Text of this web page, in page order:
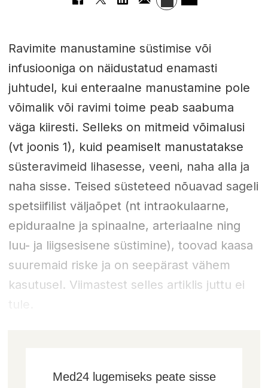
Ravimite manustamine süstimise või
infusiooniga on näidustatud enamasti
juhtudel, kui enteraalne manustamine pole
võimalik või ravimi toime peab saabuma
väga kiiresti. Selleks on mitmeid võimalusi
(vt joonis 1), kuid peamiselt manustatakse
süsteravimeid lihasesse, veeni, naha alla ja
naha sisse. Teised süsteteed nõuavad sageli
spetsiifilist väljaõpet (nt intraokulaarne,
epiduraalne ja spinaalne, arteriaalne ning
luu- ja liigsesisene süstimine), toovad kaasa
suuremaid riske ja on seepärast vähem
kasutusel. Viimastest selles artiklis juttu ei
tule.
Med24 lugemiseks peate sisse